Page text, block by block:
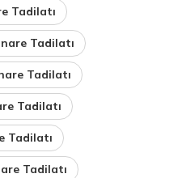
Tadilatı
Tadilatı
Tadilatı
Tadilatı
Tadilatı
Tadilatı